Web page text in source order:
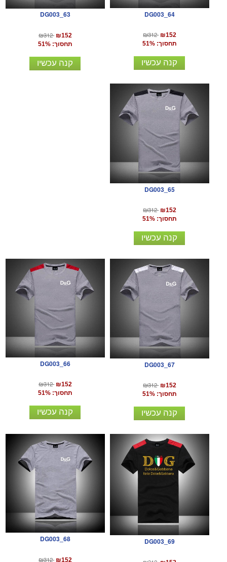
DG003_63
₪312 ₪152
תחסוך: 51%
קנה עכשיו
DG003_64
₪312 ₪152
תחסוך: 51%
קנה עכשיו
DG003_65
₪312 ₪152
תחסוך: 51%
קנה עכשיו
DG003_66
₪312 ₪152
תחסוך: 51%
קנה עכשיו
DG003_67
₪312 ₪152
תחסוך: 51%
קנה עכשיו
DG003_68
₪312 ₪152
DG003_69